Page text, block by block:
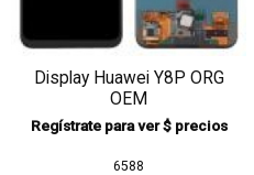
Display Huawei Y8P ORG
OEM
Regístrate para ver $ precios
6588